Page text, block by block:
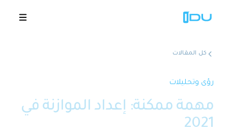
الحلول
المنصة
كل المقالات
رؤى وتحليلات
مهمة ممكنة: إعداد الموازنة في
2021